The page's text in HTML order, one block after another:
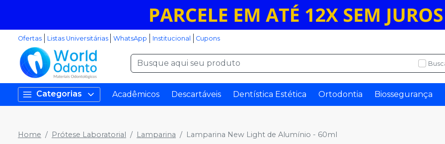
Ofertas Listas Universitárias WhatsApp Institucional Cupons
Categorias Acadêmicos Descartáveis Dentística Estética Ortodontia Biossegurança
Home Prótese Laboratorial Lamparina Lamparina New Light de Alumínio - 60ml